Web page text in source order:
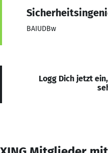
BAIUDBw
Logg Dich jetzt